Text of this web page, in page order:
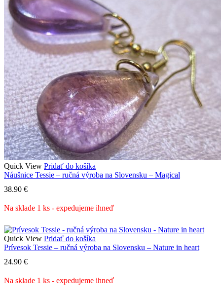
Quick View Pridať do košíka
Náušnice Tessie – ručná výroba na Slovensku – Magical
38.90 €
Na sklade 1 ks - expedujeme ihneď
Quick View Pridať do košíka
Prívesok Tessie – ručná výroba na Slovensku – Nature in heart
24.90 €
Na sklade 1 ks - expedujeme ihneď